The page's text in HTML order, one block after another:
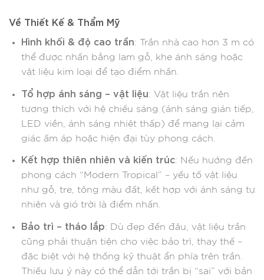
Về Thiết Kế & Thẩm Mỹ
Hình khối & độ cao trần: Trần nhà cao hơn 3 m có
thể được nhấn bằng lam gỗ, khe ánh sáng hoặc
vật liệu kim loại để tạo điểm nhấn.
Tổ hợp ánh sáng – vật liệu: Vật liệu trần nên
tương thích với hệ chiếu sáng (ánh sáng gián tiếp,
LED viền, ánh sáng nhiệt thấp) để mang lại cảm
giác ấm áp hoặc hiện đại tùy phong cách.
Kết hợp thiên nhiên và kiến trúc: Nếu hướng đến
phong cách “Modern Tropical” – yếu tố vật liệu
như gỗ, tre, tông màu đất, kết hợp với ánh sáng tự
nhiên và gió trời là điểm nhấn.
Bảo trì – tháo lắp: Dù đẹp đến đâu, vật liệu trần
cũng phải thuận tiện cho việc bảo trì, thay thế –
đặc biệt với hệ thống kỹ thuật ẩn phía trên trần.
Thiếu lưu ý này có thể dẫn tới trần bị “sai” với bản